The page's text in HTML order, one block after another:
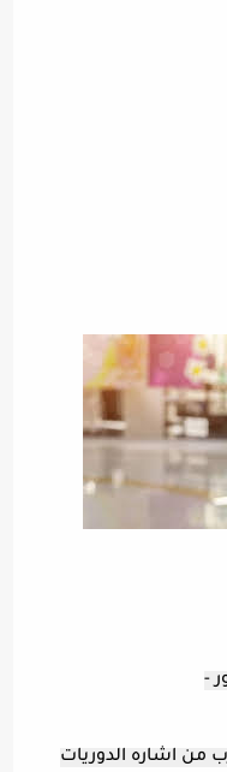
-
من اشاره الدوريات